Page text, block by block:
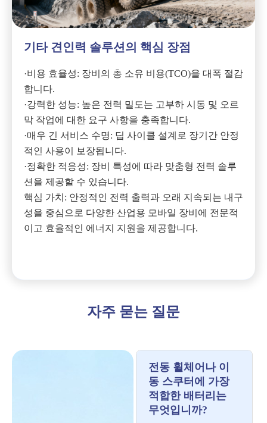
기타 견인력 솔루션의 핵심 장점
·비용 효율성: 장비의 총 소유 비용(TCO)을 대폭 절감
합니다.
·강력한 성능: 높은 전력 밀도는 고부하 시동 및 오르
막 작업에 대한 요구 사항을 충족합니다.
·매우 긴 서비스 수명: 딥 사이클 설계로 장기간 안정
적인 사용이 보장됩니다.
·정확한 적응성: 장비 특성에 따라 맞춤형 전력 솔루
션을 제공할 수 있습니다.
핵심 가치: 안정적인 전력 출력과 오래 지속되는 내구
성을 중심으로 다양한 산업용 모바일 장비에 전문적
이고 효율적인 에너지 지원을 제공합니다.
자주 묻는 질문
전동 휠체어나 이
동 스쿠터에 가장
적합한 배터리는
무엇입니까?